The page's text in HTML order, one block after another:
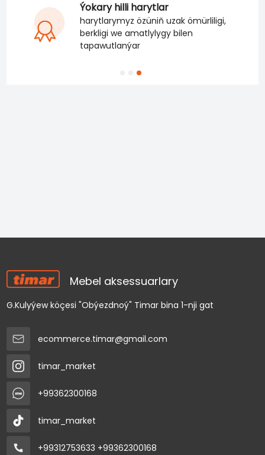
Ýokary hilli harytlar
harytlarymyz özüniň uzak ömürliligi,
berkligi we amatlylygy bilen
tapawutlanýar
Mebel aksessuarlary
G.Kulyýew köçesi "Obýezdnoý" Timar bina 1-nji gat
ecommerce.timar@gmail.com
timar_market
+99362300168
timar_market
+99312753633 +99362300168